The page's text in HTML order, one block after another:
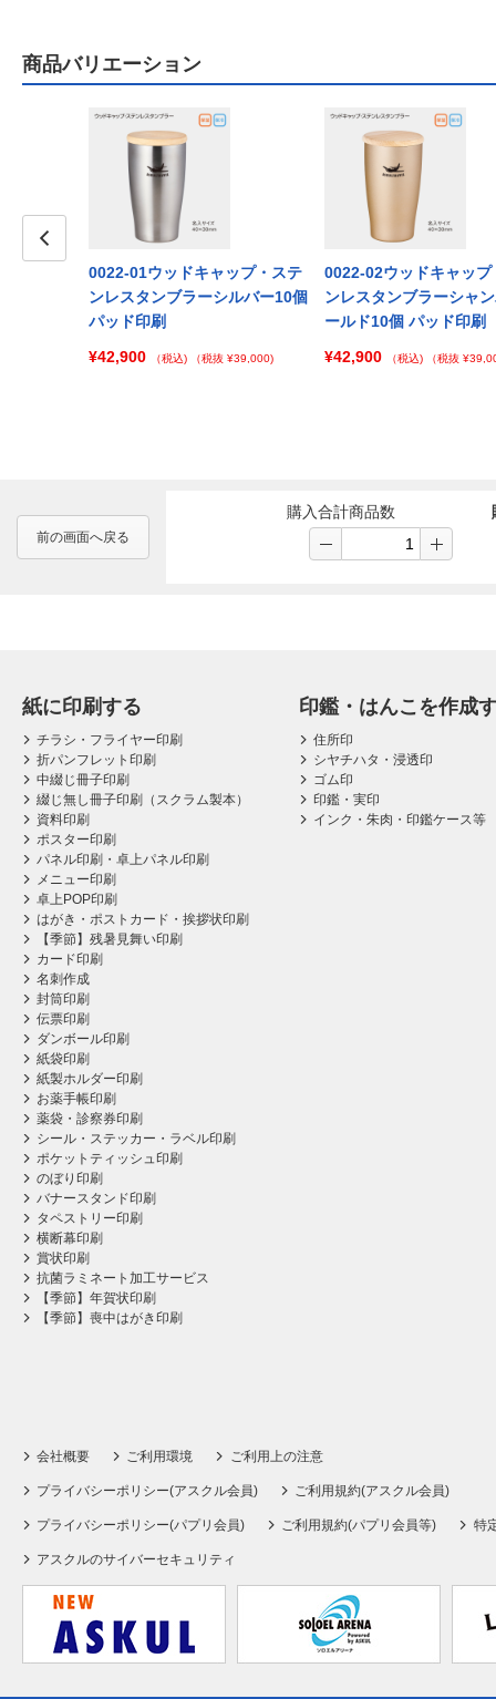
商品バリエーション
0022-01ウッドキャップ・ステ
ンレスタンブラーシルバー10個
パッド印刷
¥42,900
（税込) （税抜 ¥39,000)
0022-02ウッドキャップ
ンレスタンブラーシャ
ールド10個 パッド印刷
¥42,900
（税込) （税抜
前の画面へ戻る
購入合計商品数
紙に印刷する
チラシ・フライヤー印刷
折パンフレット印刷
中綴じ冊子印刷
綴じ無し冊子印刷（スクラム製本）
資料印刷
ポスター印刷
パネル印刷・卓上パネル印刷
メニュー印刷
卓上POP印刷
はがき・ポストカード・挨拶状印刷
【季節】残暑見舞い印刷
カード印刷
名刺作成
封筒印刷
伝票印刷
ダンボール印刷
紙袋印刷
紙製ホルダー印刷
お薬手帳印刷
薬袋・診察券印刷
シール・ステッカー・ラベル印刷
ポケットティッシュ印刷
のぼり印刷
バナースタンド印刷
タペストリー印刷
横断幕印刷
賞状印刷
抗菌ラミネート加工サービス
【季節】年賀状印刷
【季節】喪中はがき印刷
印鑑・はんこを作成
住所印
シヤチハタ・浸透印
ゴム印
印鑑・実印
インク・朱肉・印鑑ケース等
会社概要 ご利用環境 ご利用上の注意
プライバシーポリシー(アスクル会員) ご利用規約(アスクル会員)
プライバシーポリシー(パプリ会員) ご利用規約(パプリ会員等) 特
アスクルのサイバーセキュリティ